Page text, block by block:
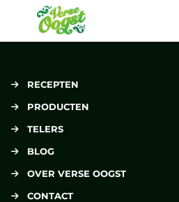
Verse Oogst
RECEPTEN
PRODUCTEN
TELERS
BLOG
OVER VERSE OOGST
CONTACT